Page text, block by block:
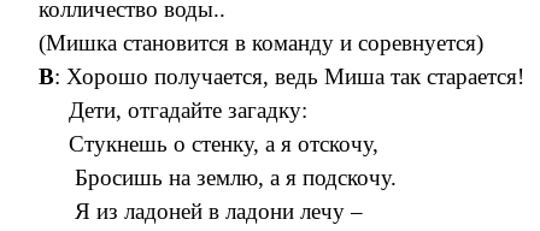
колличество воды..
(Мишка становится в команду и соревнуется)
В: Хорошо получается, ведь Миша так старается!
Дети, отгадайте загадку:
Стукнешь о стенку, а я отскочу,
Бросишь на землю, а я подскочу.
Я из ладоней в ладони лечу –